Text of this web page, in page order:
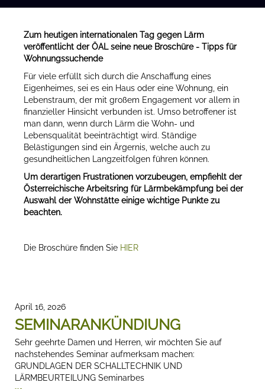
Zum heutigen internationalen Tag gegen Lärm
veröffentlicht der ÖAL seine neue Broschüre - Tipps für
Wohnungssuchende
Für viele erfüllt sich durch die Anschaffung eines
Eigenheimes, sei es ein Haus oder eine Wohnung, ein
Lebenstraum, der mit großem Engagement vor allem in
finanzieller Hinsicht verbunden ist. Umso betroffener ist
man dann, wenn durch Lärm die Wohn- und
Lebensqualität beeinträchtigt wird. Ständige
Belästigungen sind ein Ärgernis, welche auch zu
gesundheitlichen Langzeitfolgen führen können.
Um derartigen Frustrationen vorzubeugen, empfiehlt der
Österreichische Arbeitsring für Lärmbekämpfung bei der
Auswahl der Wohnstätte einige wichtige Punkte zu
beachten.
Die Broschüre finden Sie HIER
April 16, 2026
SEMINARANKÜNDIUNG
Sehr geehrte Damen und Herren, wir möchten Sie auf
nachstehendes Seminar aufmerksam machen:
GRUNDLAGEN DER SCHALLTECHNIK UND
LÄRMBEURTEILUNG Seminarbes